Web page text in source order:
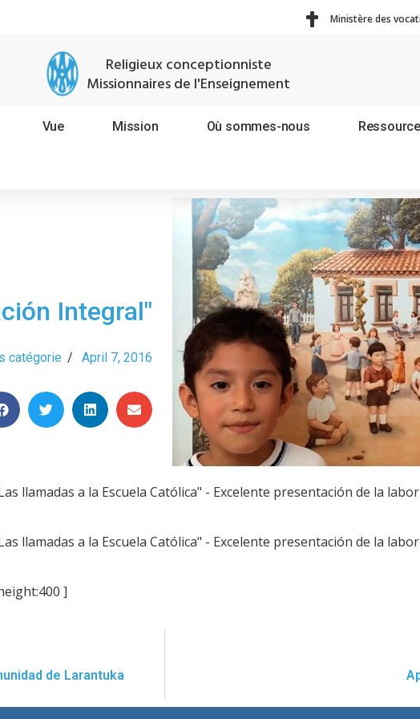
Ministère des
Religieux conceptionniste
Missionnaires de l'Enseignement
Vue Mission Où sommes-nous
Integral"
catégorie / April 7, 2016
llamadas a la Escuela Católica" - Excelente presentación de la
llamadas a la Escuela Católica" - Excelente presentación de la
]
de Larantuka